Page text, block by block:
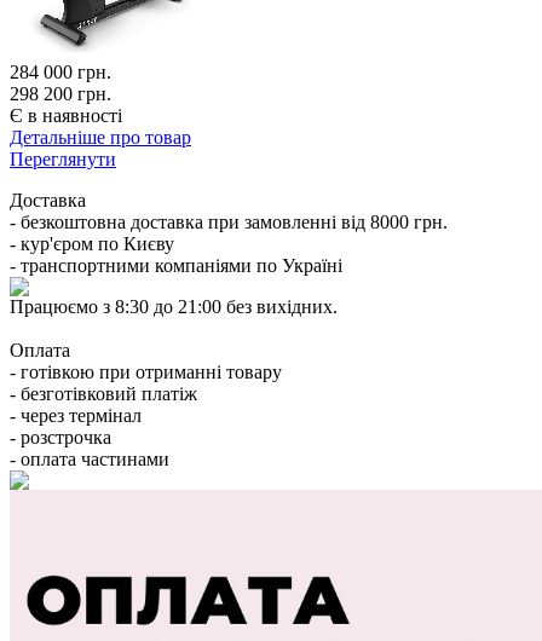
284 000 грн.
298 200 грн.
Є в наявності
Детальніше про товар
Переглянути
Доставка
- безкоштовна доставка при замовленні від 8000 грн.
- кур'єром по Києву
- транспортними компаніями по Україні
Працюємо з 8:30 до 21:00 без вихідних.
Оплата
- готівкою при отриманні товару
- безготівковий платіж
- через термінал
- розстрочка
- оплата частинами